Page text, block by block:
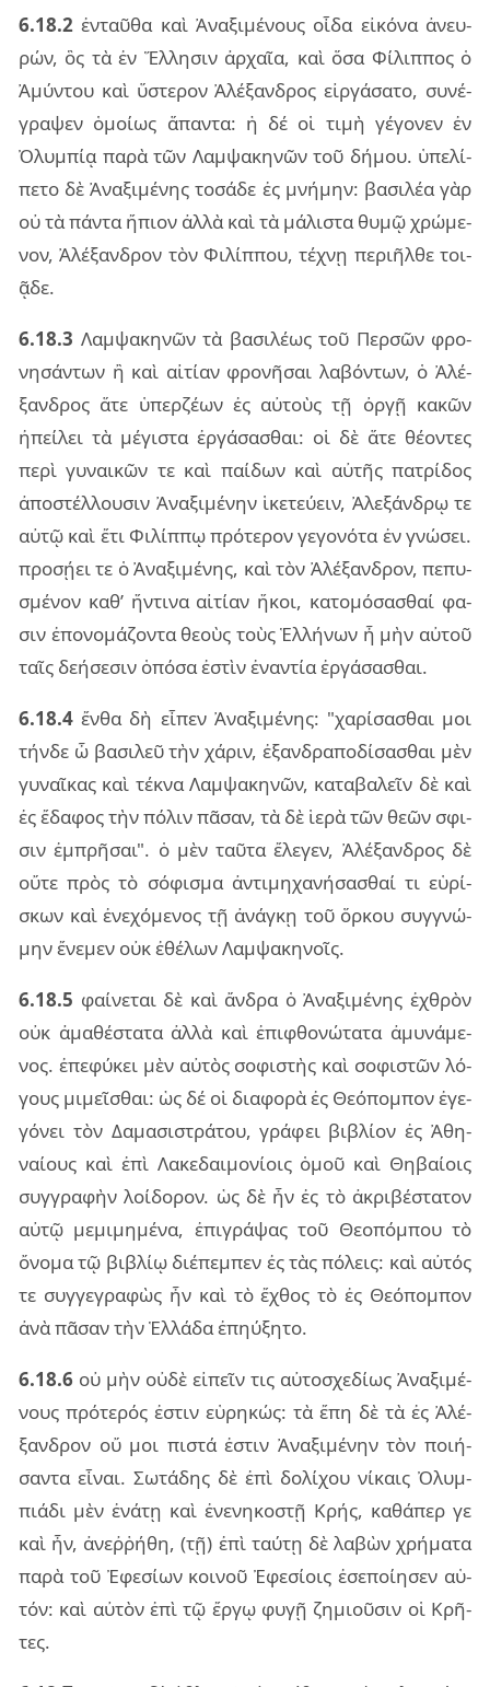
6.18.2 ἐν­ταῦ­θα καὶ Ἀνα­ξι­μέ­νους οἶδα εἰ­κό­να ἀνευ­
ρών, ὃς τὰ ἐν Ἕλλη­σιν ἀρ­χαῖα, καὶ ὅσα Φίλιπ­πος ὁ
Ἀμύν­του καὶ ὕστε­ρον Ἀλέ­ξαν­δρος εἰρ­γά­σα­το, συ­νέ­
γρα­ψεν ὁμοί­ως ἅπαν­τα: ἡ δέ οἱ τιμὴ γέ­γο­νεν ἐν
Ὀλυμ­πίᾳ παρὰ τῶν Λαμ­ψα­κη­νῶν τοῦ δή­μου. ὑπε­λί­
πε­το δὲ Ἀνα­ξι­μέ­νης το­σά­δε ἐς μνή­μην: βα­σι­λέα γὰρ
οὐ τὰ πάν­τα ἤπιον ἀλλὰ καὶ τὰ μά­λι­στα θυμῷ χρώ­με­
νον, Ἀλέ­ξαν­δρον τὸν Φιλίπ­που, τέ­χνῃ πε­ρι­ῆλ­θε τοι­
ᾷ­δε.
6.18.3 Λαμ­ψα­κη­νῶν τὰ βα­σι­λέ­ως τοῦ Περ­σῶν φρο­
νη­σάν­των ἢ καὶ αἰ­τί­αν φρο­νῆ­σαι λα­βόν­των, ὁ Ἀλέ­
ξαν­δρος ἅτε ὑπερ­ζέ­ων ἐς αὐ­τοὺς τῇ ὀργῇ κα­κῶν
ἠπεί­λει τὰ μέ­γι­στα ἐρ­γά­σα­σθαι: οἱ δὲ ἅτε θέ­ον­τες
περὶ γυ­ναι­κῶν τε καὶ παί­δων καὶ αὐ­τῆς πα­τρί­δος
ἀπο­στέλ­λου­σιν Ἀνα­ξι­μέ­νην ἱκε­τεύ­ειν, Ἀλε­ξάν­δρῳ τε
αὐτῷ καὶ ἔτι Φιλίπ­πῳ πρό­τε­ρον γε­γο­νό­τα ἐν γνώ­σει.
προ­σῄ­ει τε ὁ Ἀνα­ξι­μέ­νης, καὶ τὸν Ἀλέ­ξαν­δρον, πε­πυ­
σμέ­νον καθ’ ἥν­τι­να αἰ­τί­αν ἥκοι, κα­το­μό­σα­σθαί φα­
σιν ἐπο­νο­μά­ζον­τα θε­οὺς τοὺς Ἑλλή­νων ἦ μὴν αὐ­τοῦ
ταῖς δε­ή­σε­σιν ὁπό­σα ἐστὶν ἐναν­τία ἐρ­γά­σα­σθαι.
6.18.4 ἔνθα δὴ εἶ­πεν Ἀνα­ξι­μέ­νης: "χα­ρί­σα­σθαι μοι
τήν­δε ὦ βα­σι­λεῦ τὴν χά­ριν, ἐξαν­δρα­πο­δί­σα­σθαι μὲν
γυ­ναῖ­κας καὶ τέ­κνα Λαμ­ψα­κη­νῶν, κα­τα­βα­λεῖν δὲ καὶ
ἐς ἔδα­φος τὴν πό­λιν πᾶ­σαν, τὰ δὲ ἱερὰ τῶν θεῶν σφι­
σιν ἐμ­πρῆ­σαι". ὁ μὲν ταῦ­τα ἔλε­γεν, Ἀλέ­ξαν­δρος δὲ
οὔτε πρὸς τὸ σό­φι­σμα ἀν­τι­μη­χα­νή­σα­σθαί τι εὑ­ρί­
σκων καὶ ἐνε­χό­με­νος τῇ ἀνάγ­κῃ τοῦ ὅρ­κου συγ­γνώ­
μην ἔνε­μεν οὐκ ἐθέ­λων Λαμ­ψα­κη­νοῖς.
6.18.5 φαί­νε­ται δὲ καὶ ἄν­δρα ὁ Ἀνα­ξι­μέ­νης ἐχθρὸν
οὐκ ἀμα­θέ­στα­τα ἀλλὰ καὶ ἐπι­φθο­νώ­τα­τα ἀμυ­νά­με­
νος. ἐπε­φύ­κει μὲν αὐ­τὸς σο­φι­στὴς καὶ σο­φι­στῶν λό­
γους μι­μεῖ­σθαι: ὡς δέ οἱ δια­φο­ρὰ ἐς Θεό­πομ­πον ἐγε­
γό­νει τὸν Δαμα­σι­στρά­του, γρά­φει βι­βλί­ον ἐς Ἀθη­
ναί­ους καὶ ἐπὶ Λακε­δαι­μο­νί­οις ὁμοῦ καὶ Θηβαί­οις
συγ­γρα­φὴν λοί­δο­ρον. ὡς δὲ ἦν ἐς τὸ ἀκρι­βέ­στα­τον
αὐτῷ με­μι­μη­μέ­να, ἐπι­γρά­ψας τοῦ Θεο­πόμ­που τὸ
ὄνο­μα τῷ βι­βλίῳ διέ­πεμ­πεν ἐς τὰς πό­λεις: καὶ αὐ­τός
τε συγ­γε­γρα­φὼς ἦν καὶ τὸ ἔχθος τὸ ἐς Θεό­πομ­πον
ἀνὰ πᾶ­σαν τὴν Ἑλλά­δα ἐπηύ­ξη­το.
6.18.6 οὐ μὴν οὐδὲ εἰ­πεῖν τις αὐ­το­σχε­δί­ως Ἀνα­ξι­μέ­
νους πρό­τε­ρός ἐστιν εὑ­ρη­κώς: τὰ ἔπη δὲ τὰ ἐς Ἀλέ­
ξαν­δρον οὔ μοι πι­στά ἐστιν Ἀνα­ξι­μέ­νην τὸν ποι­ή­
σαν­τα εἶ­ναι. Σωτά­δης δὲ ἐπὶ δο­λί­χου νί­καις Ὀλυμ­
πιά­δι μὲν ἐνά­τῃ καὶ ἐνε­νη­κο­στῇ Κρής, κα­θά­περ γε
καὶ ἦν, ἀνεῤ­ῥή­θη, (τῇ) ἐπὶ ταύ­τῃ δὲ λα­βὼν χρή­μα­τα
παρὰ τοῦ Ἐφε­σί­ων κοι­νοῦ Ἐφε­σί­οις ἐσε­ποί­η­σεν αὑ­
τόν: καὶ αὐ­τὸν ἐπὶ τῷ ἔργῳ φυγῇ ζη­μιοῦ­σιν οἱ Κρῆ­
τες.